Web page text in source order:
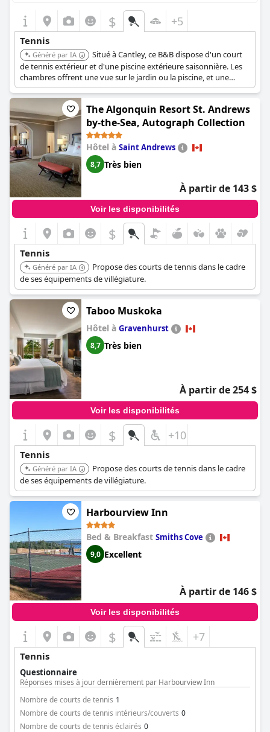
$ +5
Tennis
Généré par IA
Situé à Cantley, ce B&B dispose d'un court
de tennis extérieur et d'une piscine extérieure saisonnière. Les
chambres offrent une vue sur le jardin ou la piscine, et une
connexion Wi-Fi gratuite est disponible.
The Algonquin Resort St. Andrews
by-the-Sea, Autograph Collection
Hôtel à Saint Andrews
8,7 Très bien
À partir de 143 $
Voir les disponibilités
$
Tennis
Généré par IA
Propose des courts de tennis dans le cadre
de ses équipements de villégiature.
Taboo Muskoka
Hôtel à Gravenhurst
8,7 Très bien
À partir de 254 $
Voir les disponibilités
$ +10
Tennis
Généré par IA
Propose des courts de tennis dans le cadre
de ses équipements de villégiature.
Harbourview Inn
Bed & Breakfast Smiths Cove
9,0 Excellent
À partir de 146 $
Voir les disponibilités
$ +7
Tennis
Questionnaire
Réponses mises à jour dernièrement par Harbourview Inn
Nombre de courts de tennis 1
Nombre de courts de tennis intérieurs/couverts 0
Nombre de courts de tennis éclairés 0